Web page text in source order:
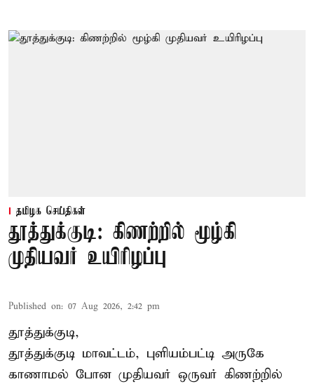
தமிழக செய்திகள்
தூத்துக்குடி: கிணற்றில் மூழ்கி
முதியவர் உயிரிழப்பு
Published on: 07 Aug 2026, 2:42 pm
தூத்துக்குடி,
தூத்துக்குடி மாவட்டம், புளியம்பட்டி அருகே
காணாமல் போன முதியவர் ஒருவர் கிணற்றில்